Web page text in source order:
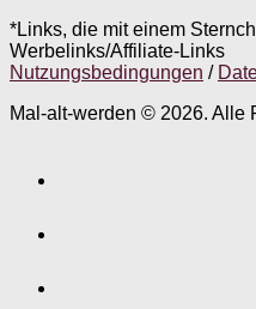
*Links, die mit einem
Werbelinks/Affiliate-Links
Nutzungsbedingungen /
Mal-alt-werden © 2026. Alle